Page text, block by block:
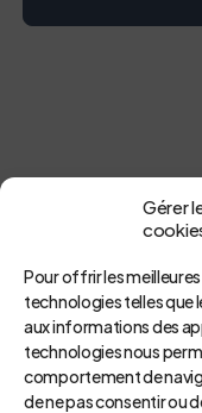
Gérer
Pour offrir les
technologies telles que
aux informations des
technologies nous
comportement de
de ne pas consentir ou